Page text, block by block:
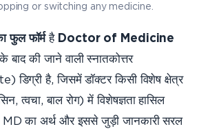
or switching any medicine.
फुल फॉर्महै Doctor of Medicine
बाद की जाने वाली स्नातकोत्तर
है, जिसमें डॉक्टर किसी विशेष क्षेत्र
त्वचा, बाल रोग) में विशेषज्ञता हासिल
का अर्थ और इससे जुड़ी जानकारी सरल